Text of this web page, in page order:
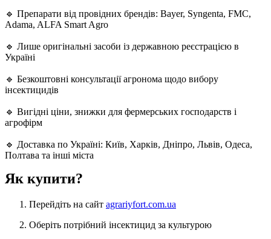
🔹 Препарати від провідних брендів: Bayer, Syngenta, FMC,
Adama, ALFA Smart Agro
🔹 Лише оригінальні засоби із державною реєстрацією в
Україні
🔹 Безкоштовні консультації агронома щодо вибору
інсектицидів
🔹 Вигідні ціни, знижки для фермерських господарств і
агрофірм
🔹 Доставка по Україні: Київ, Харків, Дніпро, Львів, Одеса,
Полтава та інші міста
Як купити?
Перейдіть на сайт agrariyfort.com.ua
Оберіть потрібний інсектицид за культурою